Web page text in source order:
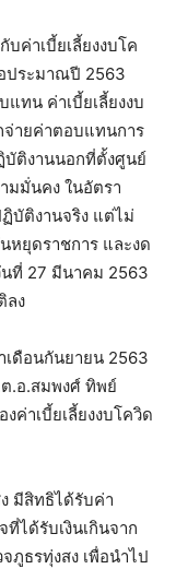
บค่าเบี้ยเลี้ยงงบโค
ประมาณปี 2563
ทน ค่าเบี้ยเลี้ยงงบ
จ่ายค่าตอบแทนการ
บัติงานนอกที่ตั้งศูนย์
มมั่นคง ในอัตรา
บัติงานจริง แต่ไม่
หยุดราชการ และงด
นที่ 27 มีนาคม 2563
ลง
เดือนกันยายน 2563
.อ.สมพงศ์ ทิพย์
ค่าเบี้ยเลี้ยงงบโควิด
มีสิทธิได้รับค่า
ได้รับเงินเกินจาก
ภูธรทุ่งสง เพื่อนำไป